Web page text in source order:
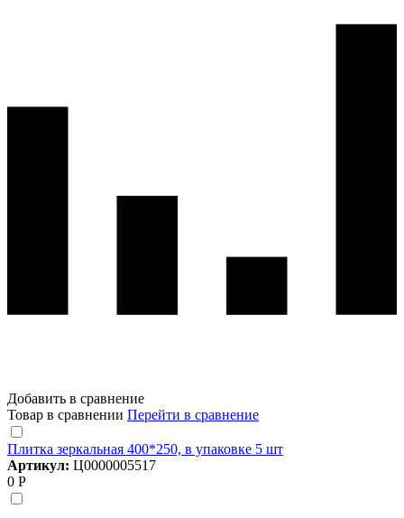
Добавить в сравнение
Товар в сравнении Перейти в сравнение
Плитка зеркальная 400*250, в упаковке 5 шт
Артикул: Ц0000005517
0 Р